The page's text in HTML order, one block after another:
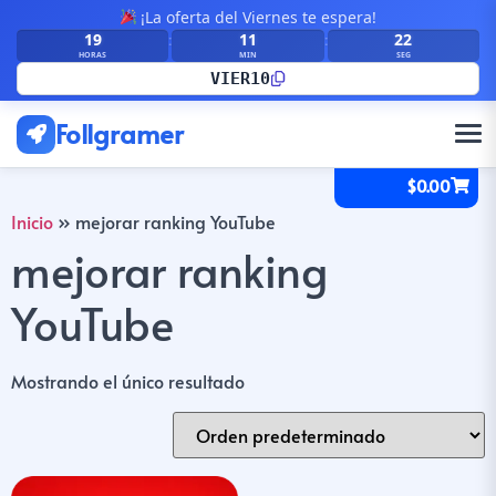
¡La oferta del Viernes te espera!
19
HORAS
: 11
MIN
: 22
SEG
VIER10
Follgramer
$0.00
Inicio » mejorar ranking YouTube
mejorar ranking
YouTube
Mostrando el único resultado